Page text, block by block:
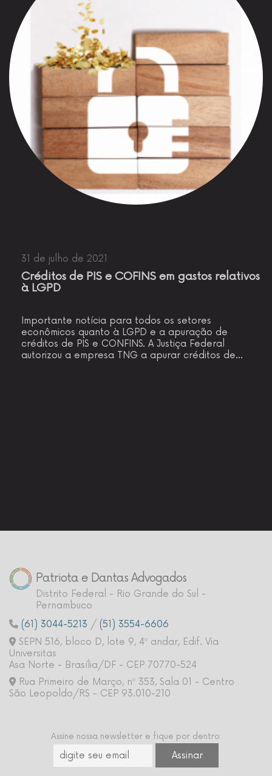
31 de julho de 2021
Créditos de PIS e COFINS em gastos relativos
à LGPD
Importante notícia para todos os setores
econômicos quanto à LGPD e a apuração de
créditos de PIS e CONFINS. A Justiça Federal
autorizou a empresa TNG a apurar créditos de…
Patriota e Dantas Advogados
Distrito Federal - Rio Grande do Sul -
Pernambuco
(61) 3044-5213 / (51) 3554-6606
SEPN 516, bloco D, lote 9, 4º andar, Edif. Via
Universitas
Asa Norte - Brasília/DF - CEP 70770-524
Rua Primeiro de Março, nº 353, Sala 01 - Centro
São Leopoldo/RS - CEP 93.010-210
Assine nossa newsletter e fique por dentro: